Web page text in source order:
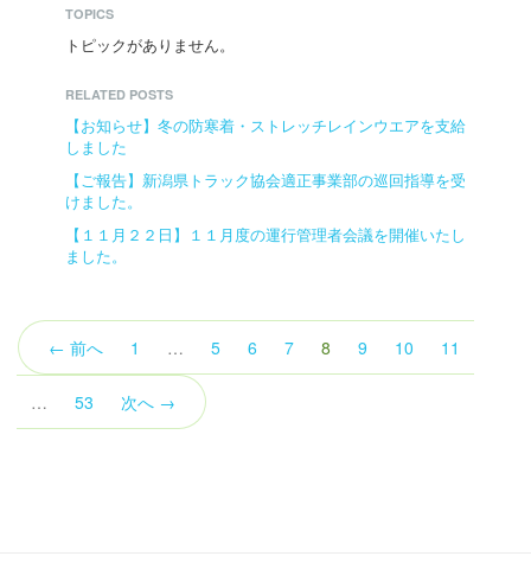
TOPICS
トピックがありません。
RELATED POSTS
【お知らせ】冬の防寒着・ストレッチレインウエアを支給
しました
【ご報告】新潟県トラック協会適正事業部の巡回指導を受
けました。
【１１月２２日】１１月度の運行管理者会議を開催いたし
ました。
← 前へ 1 … 5 6 7 8 （こ
の
9 10 11
… 53 次へ →